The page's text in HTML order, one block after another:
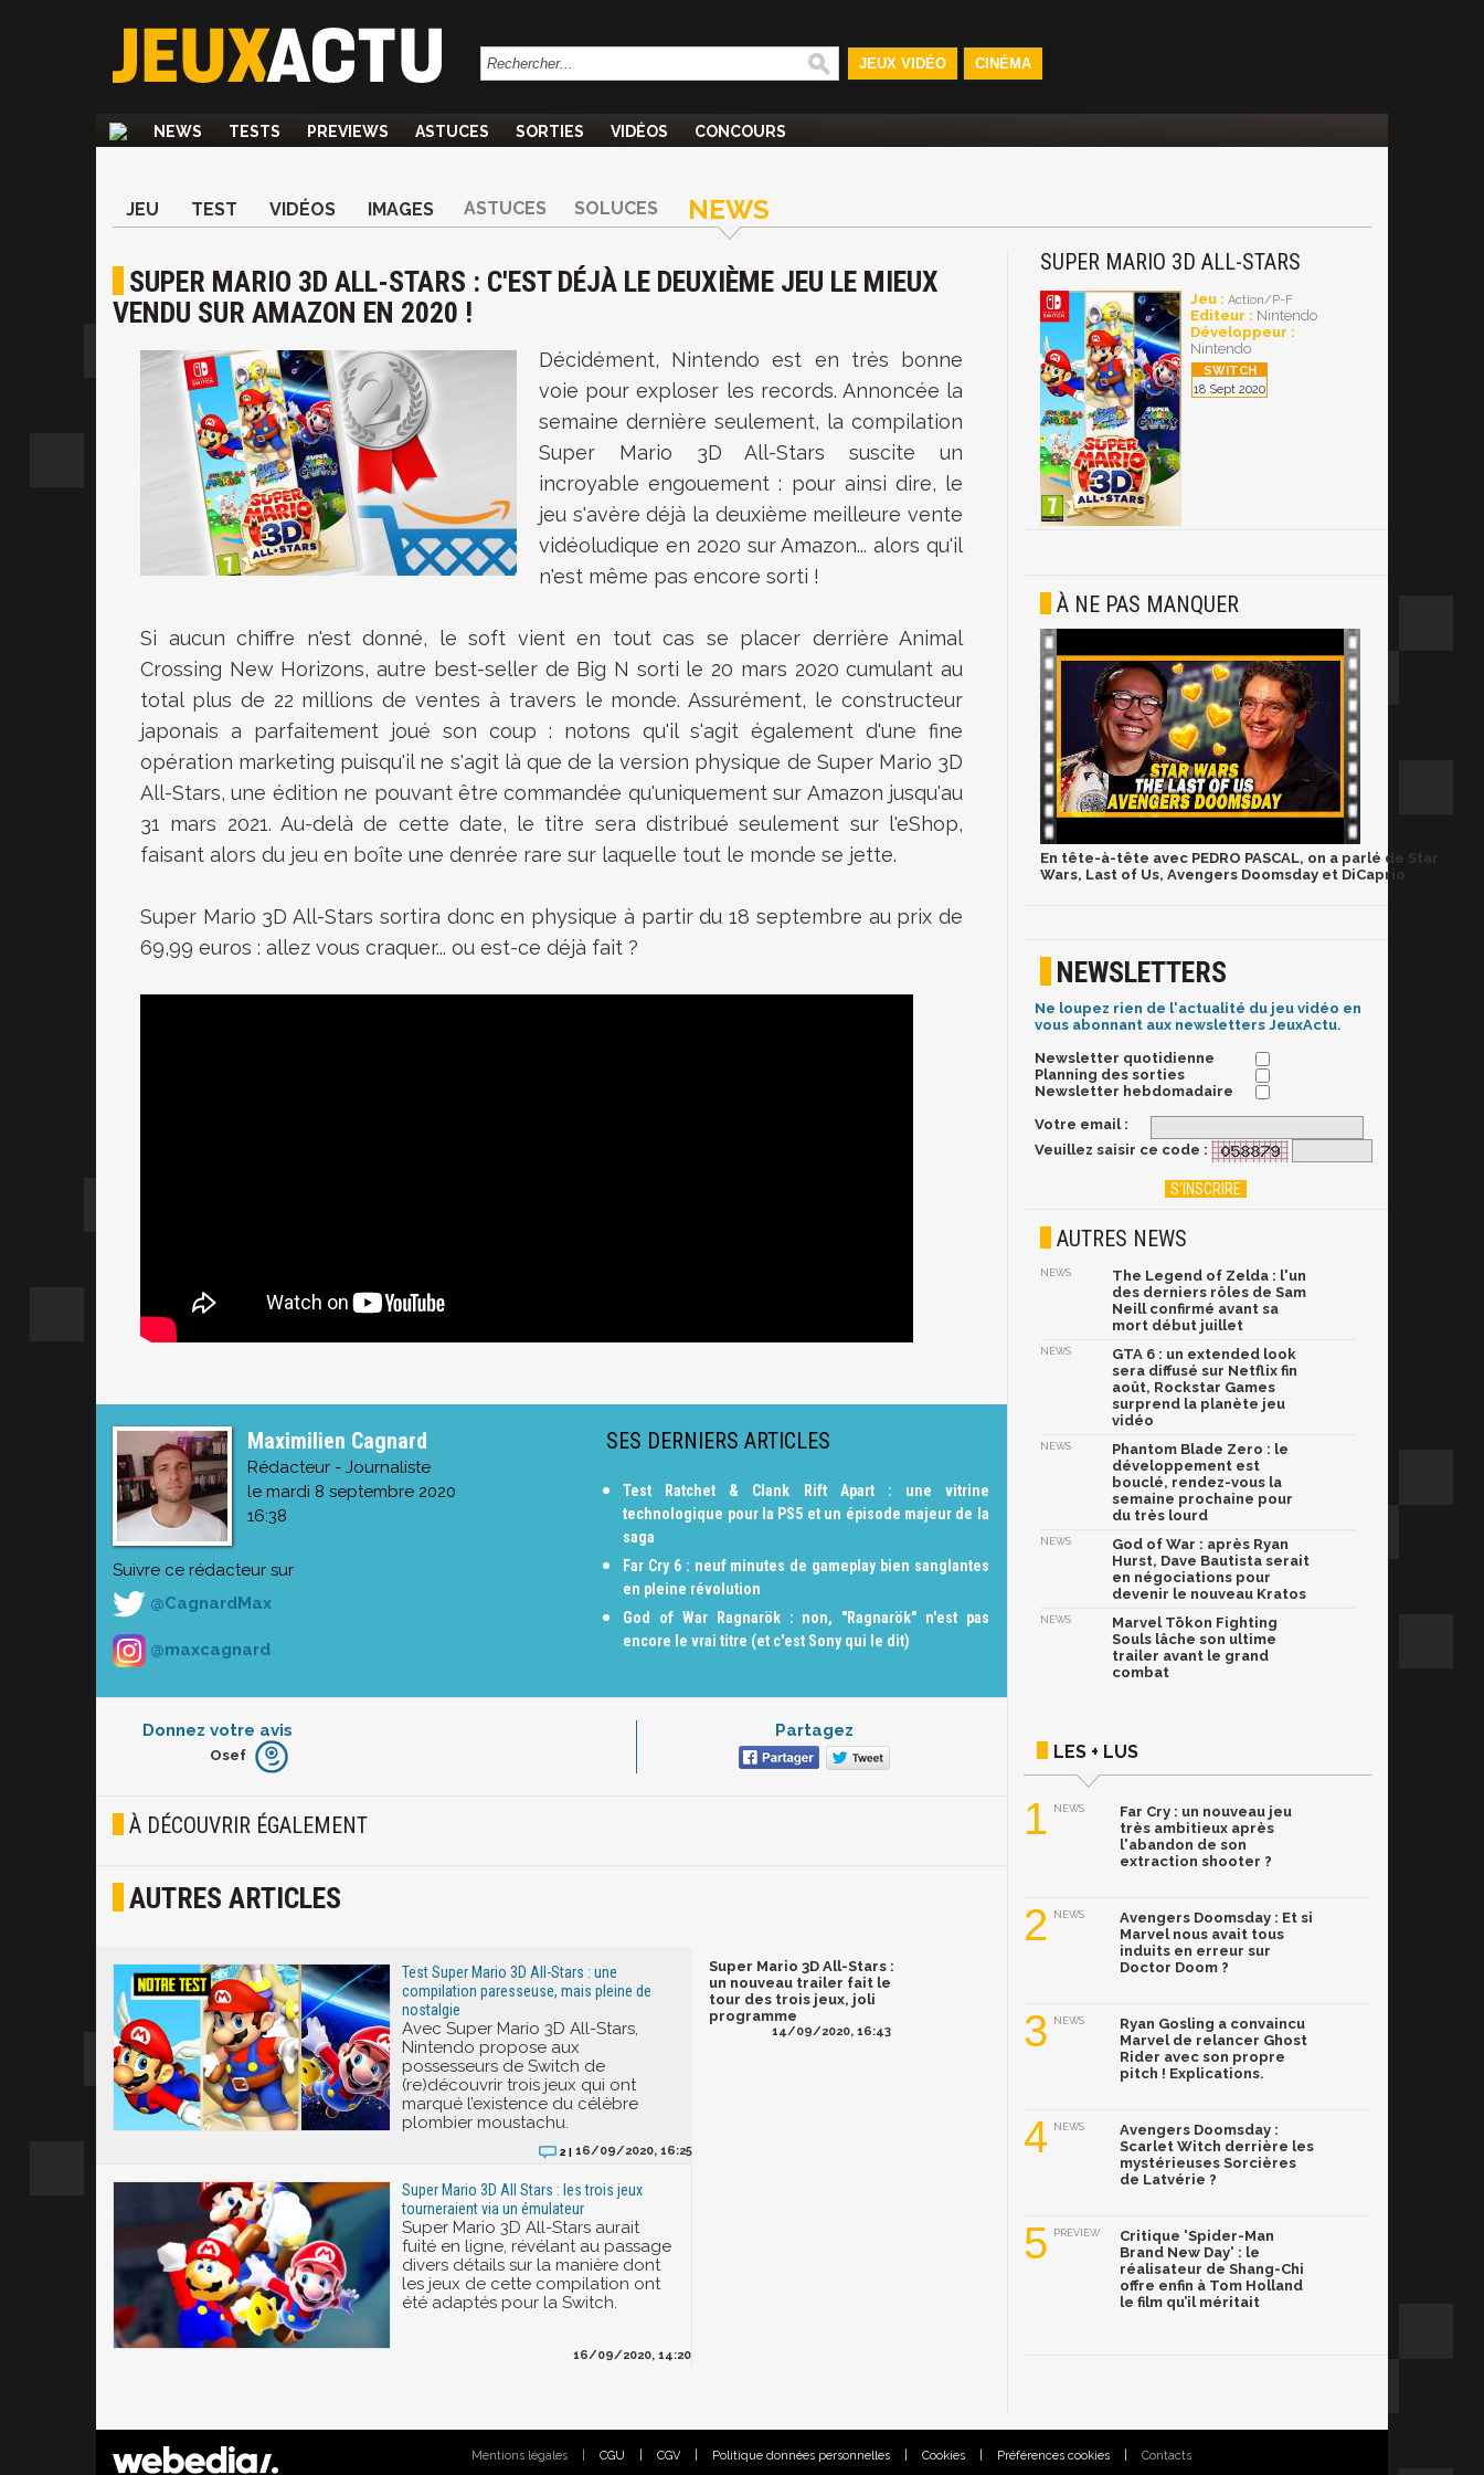
JEUX VIDÉO CINÉMA
NEWS TESTS PREVIEWS ASTUCES SORTIES VIDÉOS CONCOURS
JEU TEST VIDÉOS IMAGES ASTUCES SOLUCES NEWS
SUPER MARIO 3D ALL-STARS : C'EST DÉJÀ LE DEUXIÈME JEU LE MIEUX
VENDU SUR AMAZON EN 2020 !
Décidément, Nintendo est en très bonne
voie pour exploser les records. Annoncée la
semaine dernière seulement, la compilation
Super Mario 3D All-Stars suscite un
incroyable engouement : pour ainsi dire, le
jeu s'avère déjà la deuxième meilleure vente
vidéoludique en 2020 sur Amazon... alors qu'il
n'est même pas encore sorti !
Si aucun chiffre n'est donné, le soft vient en tout cas se placer derrière Animal
Crossing New Horizons, autre best-seller de Big N sorti le 20 mars 2020 cumulant au
total plus de 22 millions de ventes à travers le monde. Assurément, le constructeur
japonais a parfaitement joué son coup : notons qu'il s'agit également d'une fine
opération marketing puisqu'il ne s'agit là que de la version physique de Super Mario 3D
All-Stars, une édition ne pouvant être commandée qu'uniquement sur Amazon jusqu'au
31 mars 2021. Au-delà de cette date, le titre sera distribué seulement sur l'eShop,
faisant alors du jeu en boîte une denrée rare sur laquelle tout le monde se jette.
Super Mario 3D All-Stars sortira donc en physique à partir du 18 septembre au prix de
69,99 euros : allez vous craquer... ou est-ce déjà fait ?
Maximilien Cagnard
Rédacteur - Journaliste
le mardi 8 septembre 2020
16:38
Suivre ce rédacteur sur
@CagnardMax
@maxcagnard
SES DERNIERS ARTICLES
Test Ratchet & Clank Rift Apart : une vitrine
technologique pour la PS5 et un épisode majeur de la
saga
Far Cry 6 : neuf minutes de gameplay bien sanglantes
en pleine révolution
God of War Ragnarök : non, "Ragnarök" n'est pas
encore le vrai titre (et c'est Sony qui le dit)
Donnez votre avis
Furieux
Joyeux
Osef
Partagez
À DÉCOUVRIR ÉGALEMENT
AUTRES ARTICLES
Test Super Mario 3D All-Stars : une
compilation paresseuse, mais pleine de
nostalgie
Avec Super Mario 3D All-Stars,
Nintendo propose aux
possesseurs de Switch de
(re)découvrir trois jeux qui ont
marqué l’existence du célèbre
plombier moustachu.
2 | 16/09/2020, 16:25
Super Mario 3D All Stars : les trois jeux
tourneraient via un émulateur
Super Mario 3D All-Stars aurait
fuité en ligne, révélant au passage
divers détails sur la manière dont
les jeux de cette compilation ont
été adaptés pour la Switch.
16/09/2020, 14:20
Super Mario 3D All-Stars :
un nouveau trailer fait le
tour des trois jeux, joli
programme
14/09/2020, 16:43
SUPER MARIO 3D ALL-STARS
Jeu : Action/P-F
Editeur : Nintendo
Développeur :
Nintendo
18 Sept 2020
À NE PAS MANQUER
En tête-à-tête avec PEDRO PASCAL, on a parlé de Star
Wars, Last of Us, Avengers Doomsday et DiCaprio
NEWSLETTERS
Ne loupez rien de l'actualité du jeu vidéo en
vous abonnant aux newsletters JeuxActu.
Newsletter quotidienne
Planning des sorties
Newsletter hebdomadaire
Votre email :
Veuillez saisir ce code :
AUTRES NEWS
NEWS
The Legend of Zelda : l'un
des derniers rôles de Sam
Neill confirmé avant sa
mort début juillet
NEWS
GTA 6 : un extended look
sera diffusé sur Netflix fin
août, Rockstar Games
surprend la planète jeu
vidéo
NEWS
Phantom Blade Zero : le
développement est
bouclé, rendez-vous la
semaine prochaine pour
du très lourd
NEWS
God of War : après Ryan
Hurst, Dave Bautista serait
en négociations pour
devenir le nouveau Kratos
NEWS
Marvel Tōkon Fighting
Souls lâche son ultime
trailer avant le grand
combat
LES + LUS
1 NEWS
Far Cry : un nouveau jeu
très ambitieux après
l'abandon de son
extraction shooter ?
2 NEWS
Avengers Doomsday : Et si
Marvel nous avait tous
induits en erreur sur
Doctor Doom ?
3 NEWS
Ryan Gosling a convaincu
Marvel de relancer Ghost
Rider avec son propre
pitch ! Explications.
4 NEWS
Avengers Doomsday :
Scarlet Witch derrière les
mystérieuses Sorcières
de Latvérie ?
5 PREVIEW
Critique 'Spider-Man
Brand New Day' : le
réalisateur de Shang-Chi
offre enfin à Tom Holland
le film qu’il méritait
Mentions légales CGU CGV Politique données personnelles Cookies Préférences cookies Contacts